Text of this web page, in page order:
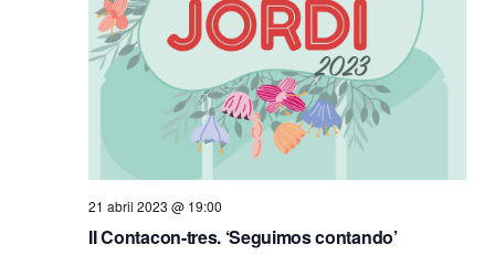
21 abril 2023 @ 19:00
II Contacon-tres. ‘Seguimos contando’